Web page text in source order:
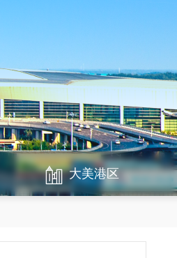
大美港区